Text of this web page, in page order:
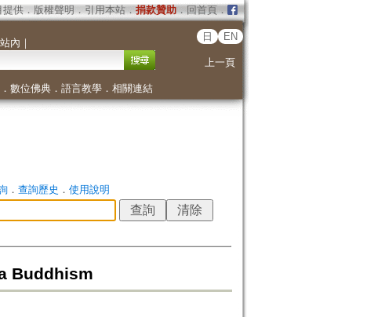
提供． 版權聲明 ． 引用本站． 捐款贊助．回首頁．
站內 ｜
日 EN
上一頁
． 數位佛典． 語言教學． 相關連結
． 查詢歷史 ． 使用說明
Buddhism